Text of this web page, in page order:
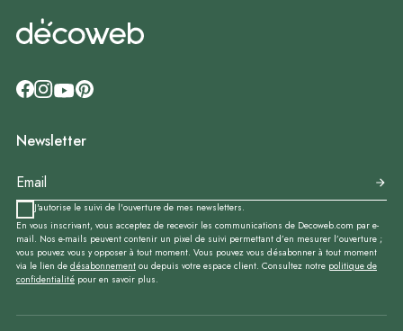
Newsletter
J'autorise le suivi de l'ouverture de mes newsletters.
En vous inscrivant, vous acceptez de recevoir les communications de Decoweb.com par e-
mail. Nos e-mails peuvent contenir un pixel de suivi permettant d’en mesurer l’ouverture ;
vous pouvez vous y opposer à tout moment. Vous pouvez vous désabonner à tout moment
via le lien de désabonnement ou depuis votre espace client. Consultez notre politique de
confidentialité pour en savoir plus.